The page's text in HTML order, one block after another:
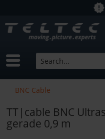
BNC Cable
TT|cable BNC
gerade 0,9 m